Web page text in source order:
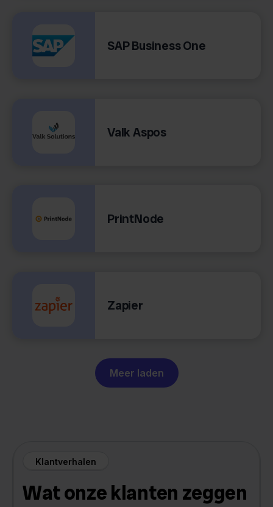
SAP Business One
Valk Aspos
PrintNode
Zapier
Meer laden
Klantverhalen
Wat onze klanten zeggen